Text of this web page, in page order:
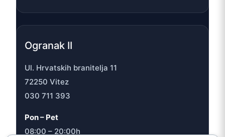
Ogranak II
Ul. Hrvatskih branitelja 11
72250 Vitez
030 711 393
Pon – Pet
08:00 – 20:00h